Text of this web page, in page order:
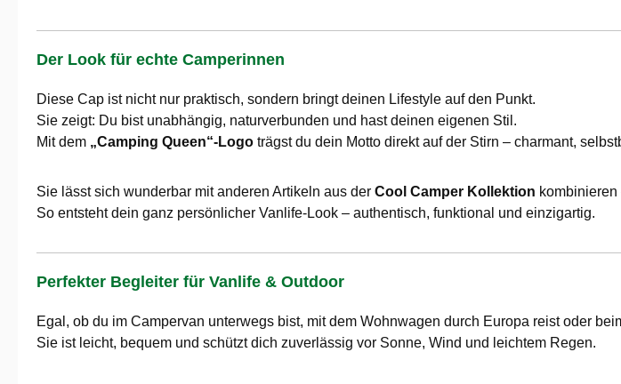
Der Look für echte Camperinnen
Diese Cap ist nicht nur praktisch, sondern bringt deinen Lifestyle auf den Punkt.
Sie zeigt: Du bist unabhängig, naturverbunden und hast deinen eigenen Stil.
Mit dem „Camping Queen“-Logo trägst du dein Motto direkt auf der Stirn – charmant,
Sie lässt sich wunderbar mit anderen Artikeln aus der Cool Camper Kollektion
So entsteht dein ganz persönlicher Vanlife-Look – authentisch, funktional und einzigartig.
Perfekter Begleiter für Vanlife & Outdoor
Egal, ob du im Campervan unterwegs bist, mit dem Wohnwagen durch Europa reist oder
Sie ist leicht, bequem und schützt dich zuverlässig vor Sonne, Wind und leichtem Regen.